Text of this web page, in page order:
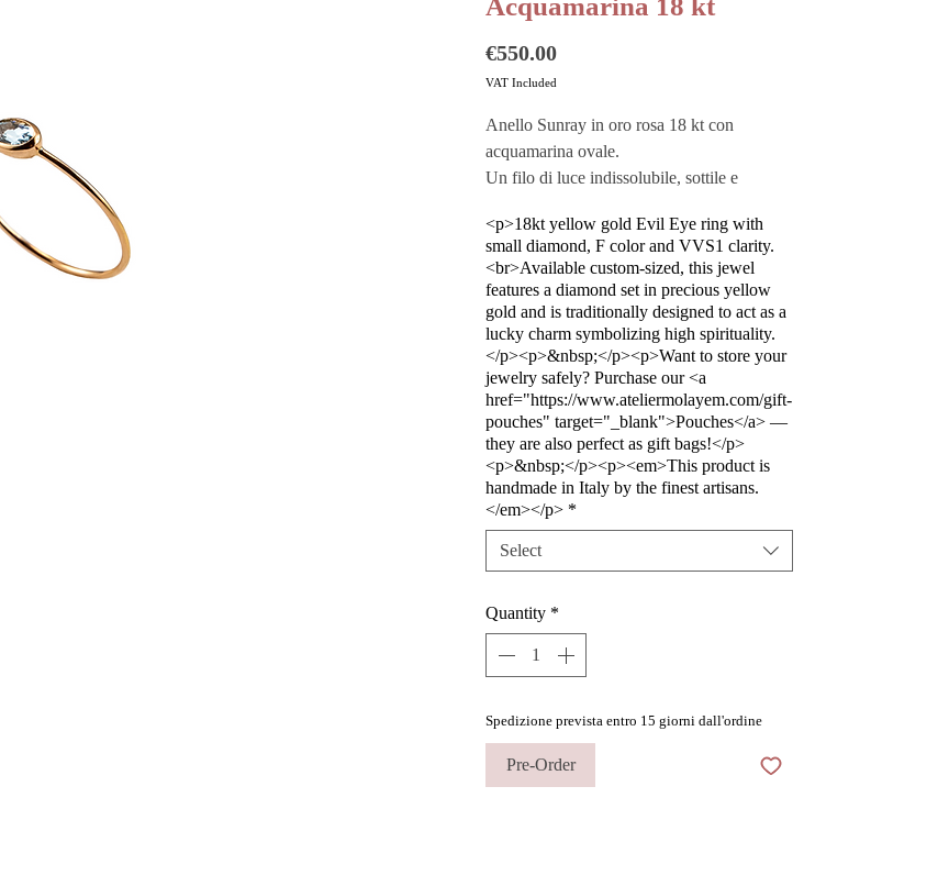
Acquamarina 18 kt
€550.00Price
VAT Included
Anello Sunray in oro rosa 18 kt con
acquamarina ovale.
Un filo di luce indissolubile, sottile e
l’importanza che l’amore ha per Atelier
Molayem e la sua volontà di rendere ogni
emozione tangibile. Tutte le gemme
selezionate sono montate manualmente sulla
base in oro, ogni gioiello è personalizzabile
e realizzabile su misura.
Questo prodotto è realizzato a mano in Italia
dai migliori artigiani.
<p>18kt yellow gold Evil Eye ring with
small diamond, F color and VVS1 clarity.
<br>Available custom-sized, this jewel
features a diamond set in precious yellow
gold and is traditionally designed to act as a
lucky charm symbolizing high spirituality.
</p><p>&nbsp;</p><p>Want to store your
jewelry safely? Purchase our <a
href="https://www.ateliermolayem.com/gift-
pouches" target="_blank">Pouches</a> —
they are also perfect as gift bags!</p>
<p>&nbsp;</p><p><em>This product is
handmade in Italy by the finest artisans.
</em></p> *
Select
Quantity *
Spedizione prevista entro 15 giorni dall'ordine
Pre-Order